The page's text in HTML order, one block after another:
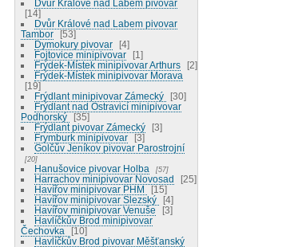
Dvůr Králové nad Labem pivovar
14
Dvůr Králové nad Labem pivovar
Tambor
53
Dymokury pivovar
4
Fojtovice minipivovar
1
Frýdek-Místek minipivovar Arthurs
2
Frýdek-Místek minipivovar Morava
19
Frýdlant minipivovar Zámecký
30
Frýdlant nad Ostravicí minipivovar
Podhorský
35
Frýdlant pivovar Zámecký
3
Frymburk minipivovar
3
Golčův Jeníkov pivovar Parostrojní
20
Hanušovice pivovar Holba 57
Harrachov minipivovar Novosad
25
Havířov minipivovar PHM
15
Havířov minipivovar Slezský
4
Havířov minipivovar Venuše
3
Havlíčkův Brod minipivovar
Čechovka
10
Havlíčkův Brod pivovar Měšťanský